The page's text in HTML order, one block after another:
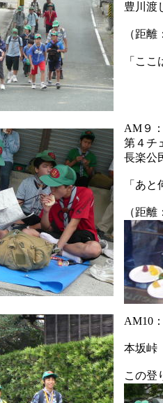
豊川渡
（距
「こ
AM９
第４チ
長楽公
「あ
（距
AM10
本坂
この登